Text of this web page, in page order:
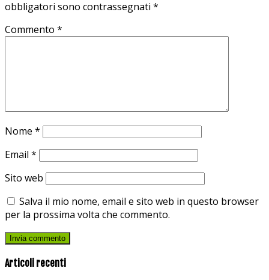
obbligatori sono contrassegnati *
Commento *
Nome *
Email *
Sito web
Salva il mio nome, email e sito web in questo browser
per la prossima volta che commento.
Articoli recenti